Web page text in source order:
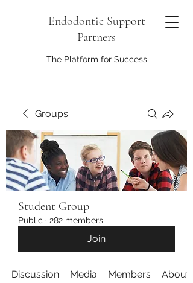
Endodontic Support
Partners
The Platform for Success
Groups
Student Group
Public · 282 members
Join
Discussion Media Members About